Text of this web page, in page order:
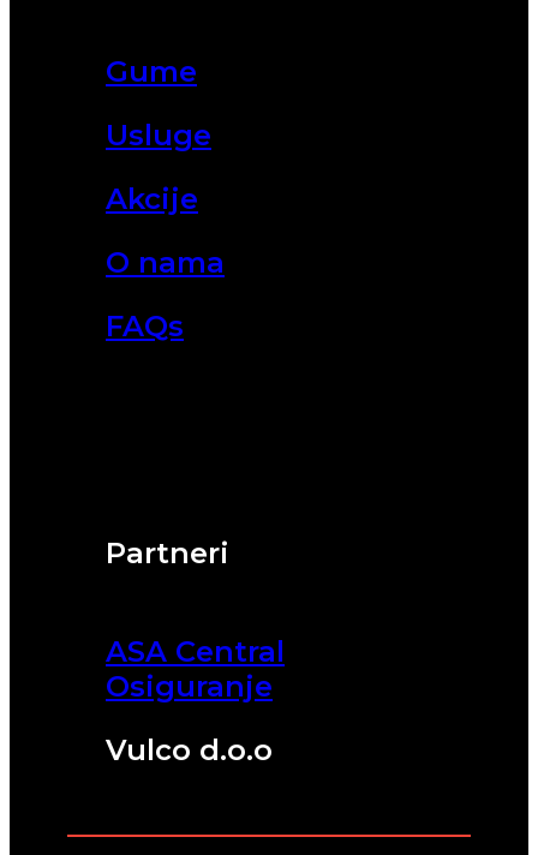
Partneri
ASA Central
Osiguranje
Vulco d.o.o
Gume
Usluge
Akcije
O nama
FAQs